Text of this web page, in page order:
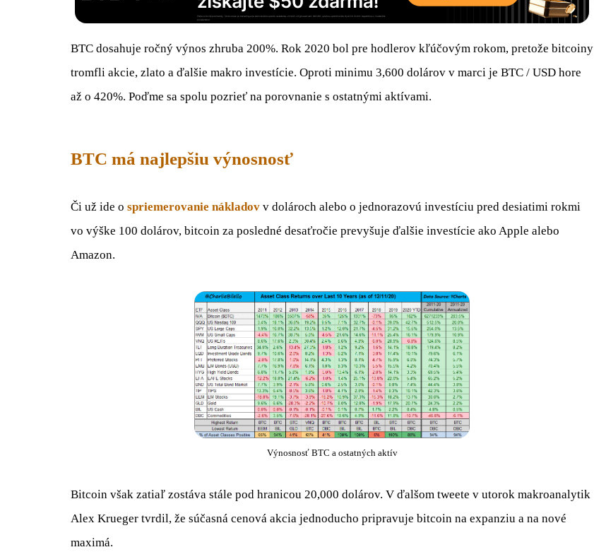
BTC dosahuje ročný výnos zhruba 200%. Rok 2020 bol pre hodlerov kľúčovým rokom, pretože bitcoiny
tromfli akcie, zlato a ďalšie makro investície. Oproti minimu 3,600 dolárov v marci je BTC / USD hore
až o 420%. Poďme sa spolu pozrieť na porovnanie s ostatnými aktívami.
BTC má najlepšiu výnosnosť
Či už ide o spriemerovanie nákladov v dolároch alebo o jednorazovú investíciu pred desiatimi rokmi
vo výške 100 dolárov, bitcoin za posledné desaťročie prevyšuje ďalšie investície ako Apple alebo
Amazon.
Výnosnosť BTC a ostatných aktív
Bitcoin však zatiaľ zostáva stále pod hranicou 20,000 dolárov. V ďalšom tweete v utorok makroanalytik
Alex Krueger tvrdil, že súčasná cenová akcia jednoducho pripravuje bitcoin na expanziu a na nové
maximá.